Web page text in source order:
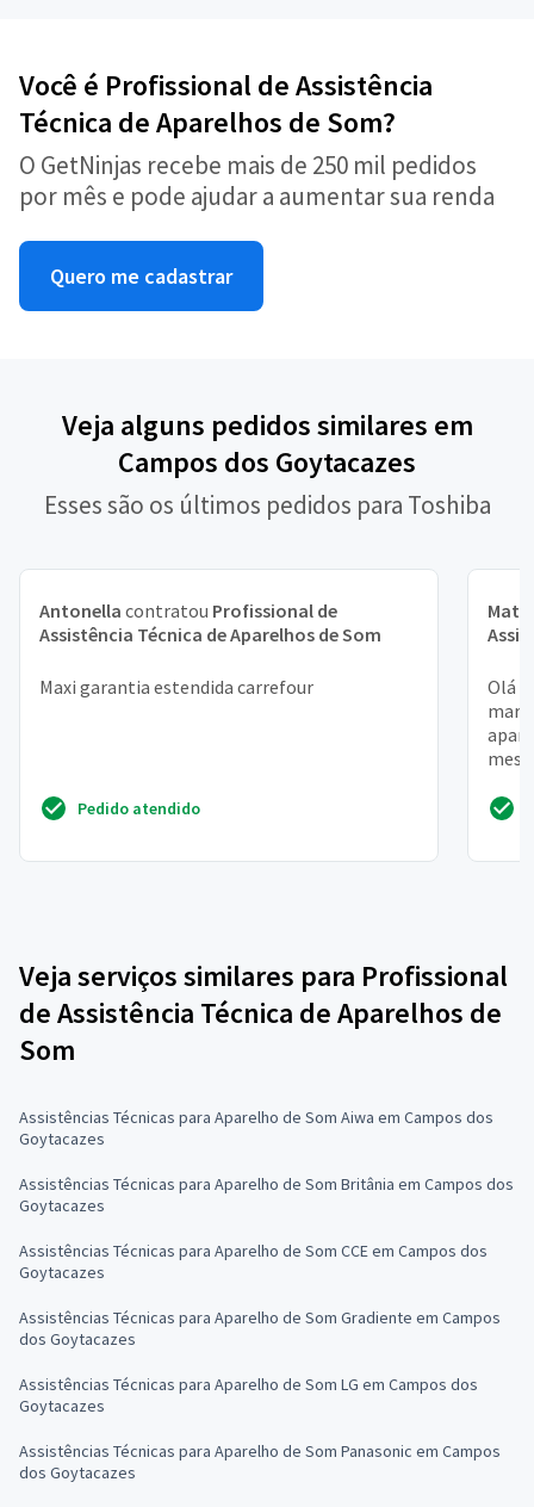
Você é Profissional de Assistência
Técnica de Aparelhos de Som?
O GetNinjas recebe mais de 250 mil pedidos
por mês e pode ajudar a aumentar sua renda
Quero me cadastrar
Veja alguns pedidos similares em
Campos dos Goytacazes
Esses são os últimos pedidos para Toshiba
Antonella contratou Profissional de
Assistência Técnica de Aparelhos de Som
Maxi garantia estendida carrefour
Pedido atendido
Olá
Veja serviços similares para Profissional
de Assistência Técnica de Aparelhos de
Som
Assistências Técnicas para Aparelho de Som Aiwa em Campos dos
Goytacazes
Assistências Técnicas para Aparelho de Som Britânia em Campos dos
Goytacazes
Assistências Técnicas para Aparelho de Som CCE em Campos dos
Goytacazes
Assistências Técnicas para Aparelho de Som Gradiente em Campos
dos Goytacazes
Assistências Técnicas para Aparelho de Som LG em Campos dos
Goytacazes
Assistências Técnicas para Aparelho de Som Panasonic em Campos
dos Goytacazes